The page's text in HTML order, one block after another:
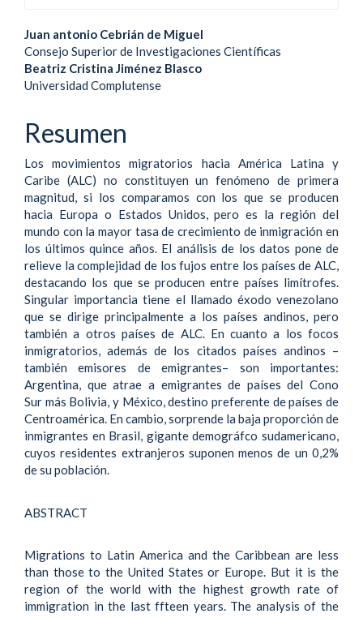
Contenido
principal
del
artículo
Juan antonio Cebrián de Miguel
Consejo Superior de Investigaciones Científicas
Beatriz Cristina Jiménez Blasco
Universidad Complutense
Resumen
Los movimientos migratorios hacia América Latina y
Caribe (ALC) no constituyen un fenómeno de primera
magnitud, si los comparamos con los que se producen
hacia Europa o Estados Unidos, pero es la región del
mundo con la mayor tasa de crecimiento de inmigración en
los últimos quince años. El análisis de los datos pone de
relieve la complejidad de los fujos entre los países de ALC,
destacando los que se producen entre países limítrofes.
Singular importancia tiene el llamado éxodo venezolano
que se dirige principalmente a los países andinos, pero
también a otros países de ALC. En cuanto a los focos
inmigratorios, además de los citados países andinos –
también emisores de emigrantes– son importantes:
Argentina, que atrae a emigrantes de países del Cono
Sur más Bolivia, y México, destino preferente de países de
Centroamérica. En cambio, sorprende la baja proporción de
inmigrantes en Brasil, gigante demográfco sudamericano,
cuyos residentes extranjeros suponen menos de un 0,2%
de su población.
ABSTRACT
Migrations to Latin America and the Caribbean are less
than those to the United States or Europe. But it is the
region of the world with the highest growth rate of
immigration in the last ffteen years. The analysis of the